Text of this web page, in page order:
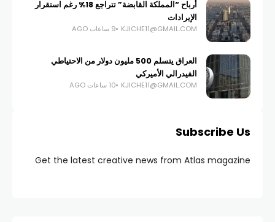
أرباح “المملكة القابضة” تتراجع 18% رغم استقرار
الإيرادات
KJICHE11@GMAIL.COM 9 ساعات AGO
العراق يتسلم 500 مليون دولار من الاحتياطي
الفيدرالي الأميركي
KJICHE11@GMAIL.COM 10 ساعات AGO
Subscribe Us
Get the latest creative news from Atlas magazine